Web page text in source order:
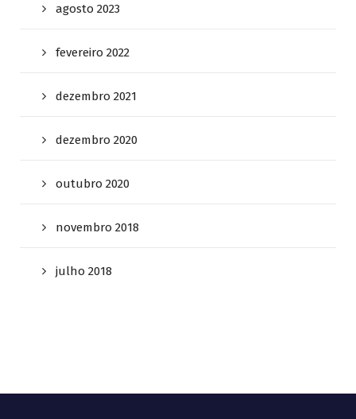
agosto 2023
fevereiro 2022
dezembro 2021
dezembro 2020
outubro 2020
novembro 2018
julho 2018